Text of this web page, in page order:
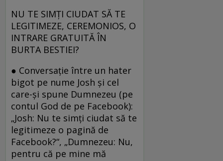
NU TE SIMȚI CIUDAT SĂ TE
LEGITIMEZE, CEREMONIOS, O
INTRARE GRATUITĂ ÎN
BURTA BESTIEI?
● Conversaţie între un hater
bigot pe nume Josh şi cel
care-şi spune Dumnezeu (pe
contul God de pe Facebook):
„Josh: Nu te simţi ciudat să te
legitimeze o pagină de
Facebook?“, „Dumnezeu: Nu,
pentru că pe mine mă